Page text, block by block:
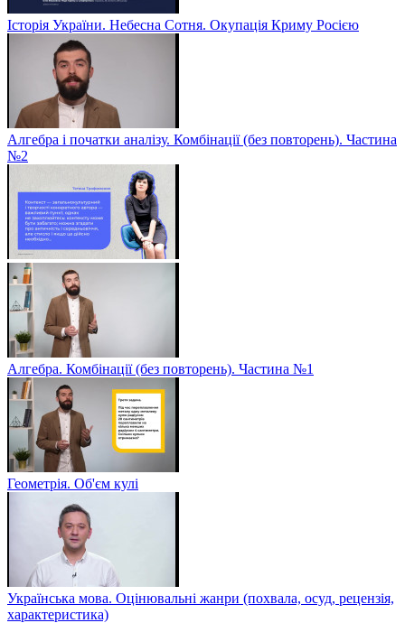
Історія України. Небесна Сотня. Окупація Криму Росією
Алгебра і початки аналізу. Комбінації (без повторень). Частина
№2
Алгебра. Комбінації (без повторень). Частина №1
Геометрія. Об'єм кулі
Українська мова. Оцінювальні жанри (похвала, осуд, рецензія,
характеристика)